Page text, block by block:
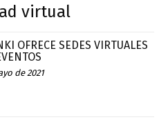
virtual
OFRECE SEDES VIRTUALES
de 2021